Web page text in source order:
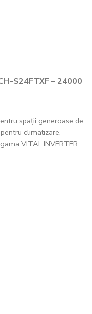
S24FTXF – 24000
spații generoase de
climatizare,
VITAL INVERTER.